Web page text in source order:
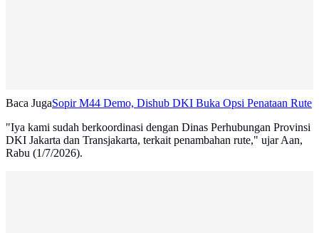
Baca JugaSopir M44 Demo, Dishub DKI Buka Opsi Penataan Rute
"Iya kami sudah berkoordinasi dengan Dinas Perhubungan Provinsi
DKI Jakarta dan Transjakarta, terkait penambahan rute," ujar Aan,
Rabu (1/7/2026).